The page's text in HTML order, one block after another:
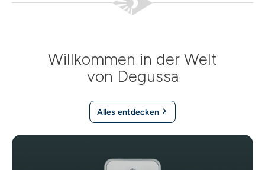
Willkommen in der Welt
von Degussa
Alles entdecken